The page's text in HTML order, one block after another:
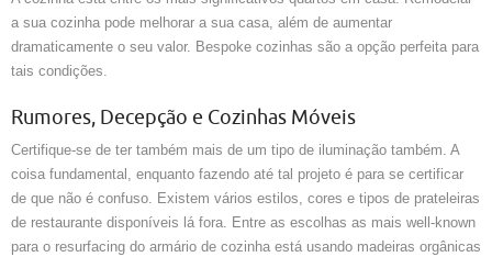
a sua cozinha pode melhorar a sua casa, além de aumentar
dramaticamente o seu valor. Bespoke cozinhas são a opção perfeita para
tais condições.
Rumores, Decepção e Cozinhas Móveis
Certifique-se de ter também mais de um tipo de iluminação também. A
coisa fundamental, enquanto fazendo até tal projeto é para se certificar
de que não é confuso. Existem vários estilos, cores e tipos de prateleiras
de restaurante disponíveis lá fora. Entre as escolhas as mais well-known
para o resurfacing do armário de cozinha está usando madeiras orgânicas